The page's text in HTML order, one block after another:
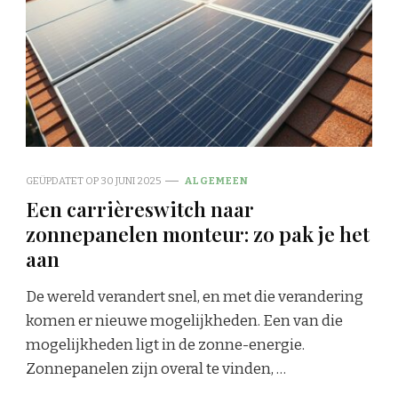
GEÜPDATET OP 30 JUNI 2025 ALGEMEEN
Een carrièreswitch naar
zonnepanelen monteur: zo pak je het
aan
De wereld verandert snel, en met die verandering
komen er nieuwe mogelijkheden. Een van die
mogelijkheden ligt in de zonne-energie.
Zonnepanelen zijn overal te vinden, …